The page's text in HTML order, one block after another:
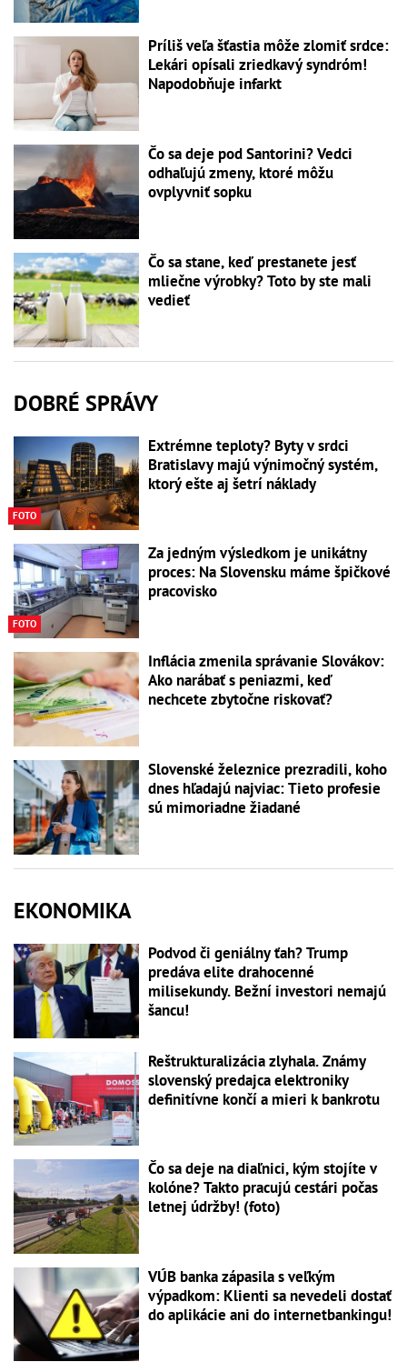
Príliš veľa šťastia môže zlomiť srdce:
Lekári opísali zriedkavý syndróm!
Napodobňuje infarkt
Čo sa deje pod Santorini? Vedci
odhaľujú zmeny, ktoré môžu
ovplyvniť sopku
Čo sa stane, keď prestanete jesť
mliečne výrobky? Toto by ste mali
vedieť
DOBRÉ SPRÁVY
FOTO
Extrémne teploty? Byty v srdci
Bratislavy majú výnimočný systém,
ktorý ešte aj šetrí náklady
FOTO
Za jedným výsledkom je unikátny
proces: Na Slovensku máme špičkové
pracovisko
Inflácia zmenila správanie Slovákov:
Ako narábať s peniazmi, keď
nechcete zbytočne riskovať?
Slovenské železnice prezradili, koho
dnes hľadajú najviac: Tieto profesie
sú mimoriadne žiadané
EKONOMIKA
Podvod či geniálny ťah? Trump
predáva elite drahocenné
milisekundy. Bežní investori nemajú
šancu!
Reštrukturalizácia zlyhala. Známy
slovenský predajca elektroniky
definitívne končí a mieri k bankrotu
Čo sa deje na diaľnici, kým stojíte v
kolóne? Takto pracujú cestári počas
letnej údržby! (foto)
VÚB banka zápasila s veľkým
výpadkom: Klienti sa nevedeli dostať
do aplikácie ani do internetbankingu!